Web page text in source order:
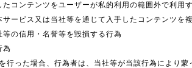
コンテンツをユーザーが私的利用の範囲外で利用
ービス又は当社等を通じて入手したコンテンツ
の信用・名誉等を毀損する行為
為
行った場合、行為者は、当社等が当該行為により